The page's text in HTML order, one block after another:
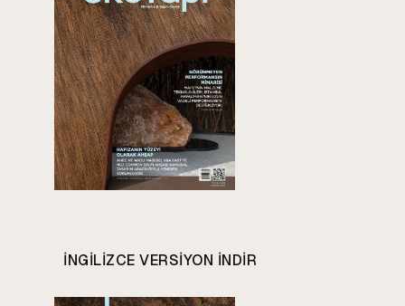
INGILIZCE VERSIYON INDIR